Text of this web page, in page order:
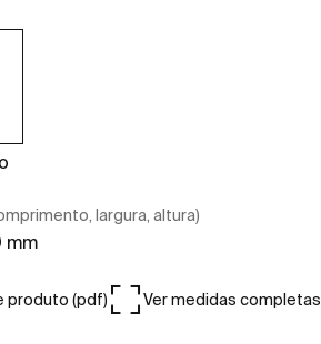
largura, altura)
mm
produto (pdf) Ver medidas completas